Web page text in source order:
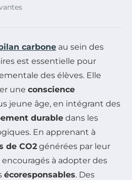
carbone au sein des
est essentielle pour
des élèves. Elle
une conscience
jeune âge, en intégrant des
durable dans les
En apprenant à
de CO2 générées par leur
à adopter des
écoresponsables. Des